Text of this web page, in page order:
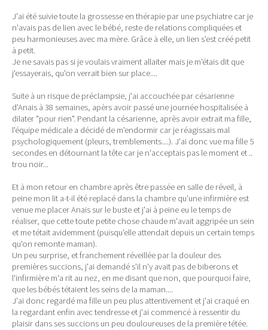
J'ai été suivie toute la grossesse en thérapie par une psychiatre car je
n'avais pas de lien avec le bébé, reste de relations compliquées et
peu harmonieuses avec ma mère. Grâce à elle, un lien s'est créé petit
à petit.
Je ne savais pas si je voulais vraiment allaiter mais je m'étais dit que
j'essayerais, qu'on verrait bien sur place....
Suite à un risque de préclampsie, j'ai accouchée par césarienne
d'Anais à 38 semaines, apèrs avoir passé une journée hospitalisée à
dilater "pour rien". Pendant la césarienne, après avoir extrait ma fille,
l'équipe médicale a décidé de m'endormir car je réagissais mal
psychologiquement (pleurs, tremblements....). J'ai donc vue ma fille 5
secondes en détournant la tête car je n'acceptais pas le moment et ..
trou noir...
Et à mon retour en chambre après être passée en salle de réveil, à
peine mon lit a-t-il été replacé dans la chambre qu'une infirmière est
venue me placer Anais sur le buste et j'ai à peine eu le temps de
réaliser, que cette toute petite chose chaude m'avait aggripée un sein
et me tétait avidemment (puisqu'elle attendait depuis un certain temps
qu'on remonte maman).
Un peu surprise, et franchement réveillée par la douleur des
premières succions, j'ai demandé s'il n'y avait pas de biberons et
l'infirmière m'a rit au nez, en me disant que non, que pourquoi faire,
que les bébés tétaient les seins de la maman....
J'ai donc regardé ma fille un peu plus attentivement et j'ai craqué en
la regardant enfin avec tendresse et j'ai commencé à ressentir du
plaisir dans ses succions un peu douloureuses de la première tétée.